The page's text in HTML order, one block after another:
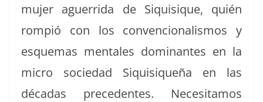
mujer aguer­ri­da de Siquisique, quién
rompió con los con­ven­cional­is­mos y
esque­mas men­tales dom­i­nantes en la
micro sociedad Siquisiqueña en las
décadas prece­dentes. Nece­si­ta­mos